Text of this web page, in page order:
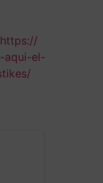
https://
aqui-el-